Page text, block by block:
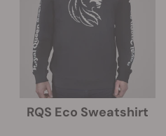
RQS Eco Sweatshirt